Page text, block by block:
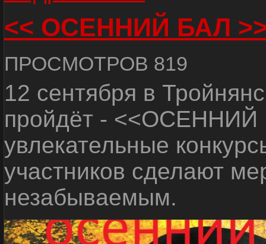
<< ОСЕННИЙ БАЛ
ПРОСМОТРОВ 819
12 сентября в
пройдёт - <<ОСЕННИЙ
увлекательные
участников сделают
незабываемым.